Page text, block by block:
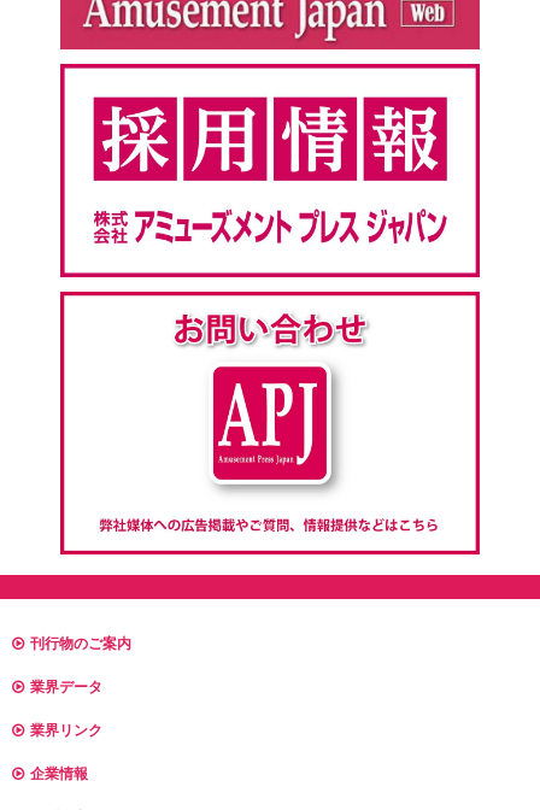
刊行物のご案内
業界データ
業界リンク
企業情報